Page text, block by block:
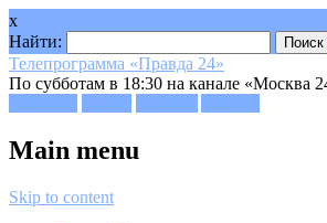
x
Найти:
Телепрограмма «Правда 24»
По субботам в 18:30 на канале «Москва
Main menu
Skip to content